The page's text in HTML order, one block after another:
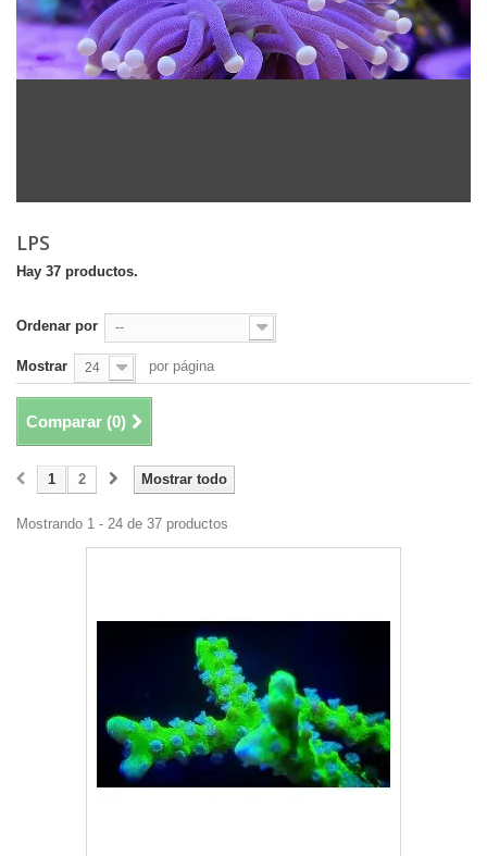
LPS
Hay 37 productos.
Ordenar por --
Mostrar 24 por página
Comparar (0)
Mostrar todo
1 2
Mostrando 1 - 24 de 37 productos